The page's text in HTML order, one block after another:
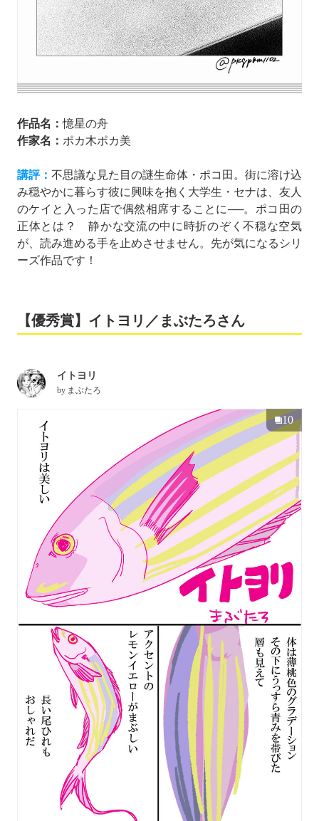
作品名：憶星の舟
作家名： ポカ木ポカ美
講評： 不思議な見た目の謎生命体・ポコ田。街に溶け込
み穏やかに暮らす彼に興味を抱く大学生・セナは、友人
のケイと入った店で偶然相席することに──。ポコ田の
正体とは？ 静かな交流の中に時折のぞく不穏な空気
が、読み進める手を止めさせません。先が気になるシリ
ーズ作品です！
【優秀賞】イトヨリ／まぶたろさん
イトヨリ
by まぶたろ
10